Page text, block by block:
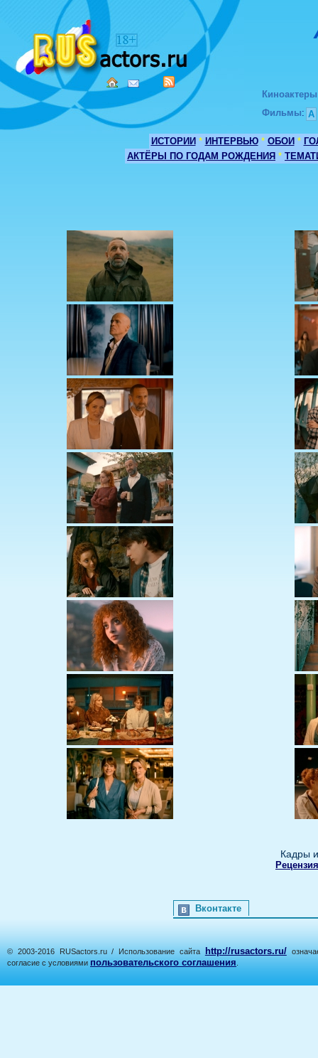
Киноактеры
Фильмы: А
ИСТОРИИ * ИНТЕРВЬЮ * ОБОИ *
АКТЁРЫ ПО ГОДАМ РОЖДЕНИЯ *
Кадры
Вконтакте
© 2003-2016 RUSactors.ru / Использование сайта http://rusactors.ru/
согласие с условиями пользовательского соглашения